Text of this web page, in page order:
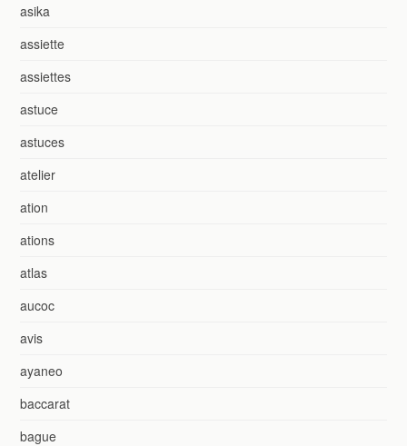
asika
assiette
assiettes
astuce
astuces
atelier
ation
ations
atlas
aucoc
avis
ayaneo
baccarat
bague